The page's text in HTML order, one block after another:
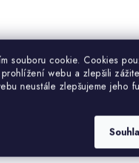
souboru cookie. Cookies
webu a zlepšili
neustále zlepšujeme jeho
Budějovice